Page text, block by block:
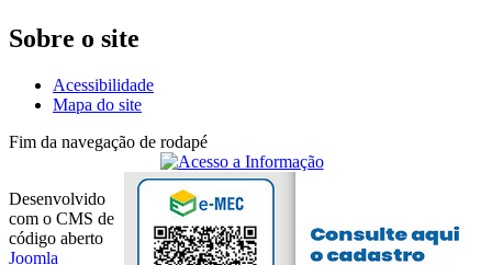
Sobre o site
Acessibilidade
Mapa do site
Fim da navegação de rodapé
Desenvolvido
com o CMS de
código aberto
Joomla